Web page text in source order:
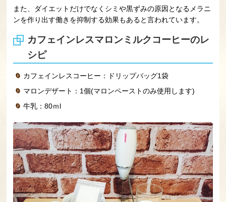
また、ダイエットだけでなくシミや黒ずみの原因となるメラニ
ンを作り出す働きを抑制する効果もあると言われています。
カフェインレスマロンミルクコーヒーのレ
シピ
カフェインレスコーヒー：ドリップバッグ1袋
マロンデザート：1個(マロンペーストのみ使用します)
牛乳：80ｍl